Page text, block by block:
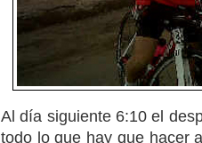
Al día siguiente 6:10 el
todo lo que hay que hacer